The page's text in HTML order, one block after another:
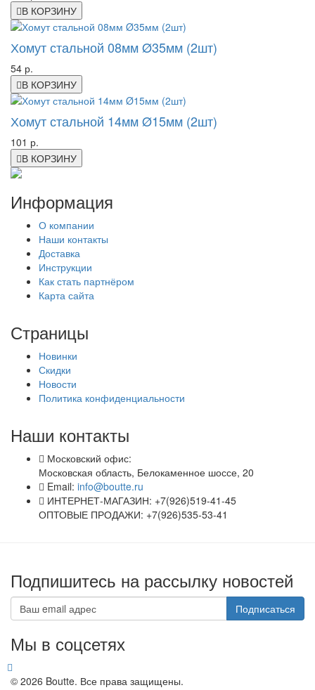
В КОРЗИНУ
Хомут стальной 08мм Ø35мм (2шт)
54 р.
В КОРЗИНУ
Хомут стальной 14мм Ø15мм (2шт)
101 р.
В КОРЗИНУ
Информация
О компании
Наши контакты
Доставка
Инструкции
Как стать партнёром
Карта сайта
Страницы
Новинки
Скидки
Новости
Политика конфиденциальности
Наши контакты
Московский офис:
Московская область, Белокаменное шоссе, 20
Email: info@boutte.ru
ИНТЕРНЕТ-МАГАЗИН: +7(926)519-41-45
ОПТОВЫЕ ПРОДАЖИ: +7(926)535-53-41
Подпишитесь на рассылку новостей
Подписаться
Мы в соцсетях
© 2026 Boutte. Все права защищены.